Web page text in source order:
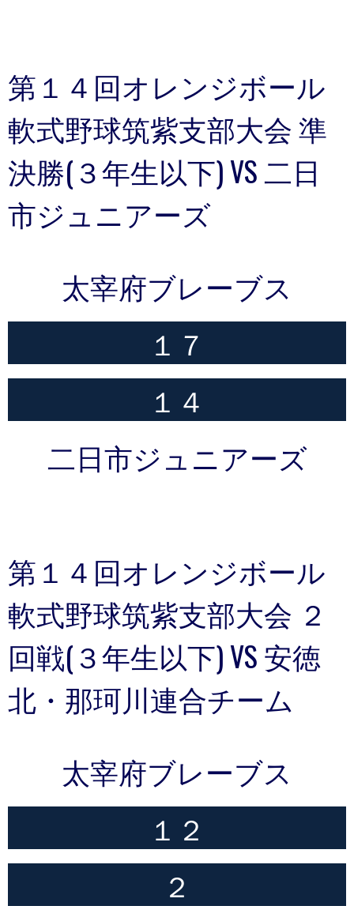
第１４回オレンジボール
軟式野球筑紫支部大会 準
決勝(３年生以下) VS 二日
市ジュニアーズ
太宰府ブレーブス
１７
１４
二日市ジュニアーズ
第１４回オレンジボール
軟式野球筑紫支部大会 ２
回戦(３年生以下) VS 安徳
北・那珂川連合チーム
太宰府ブレーブス
１２
２